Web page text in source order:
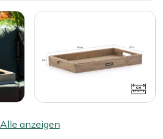
Alle anzeigen